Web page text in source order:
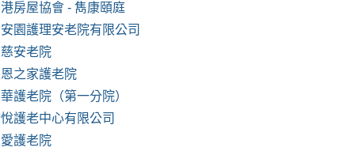
房屋協會 - 雋康頤庭
園護理安老院有限公司
安老院
之家護老院
護老院（第一分院）
護老中心有限公司
護老院